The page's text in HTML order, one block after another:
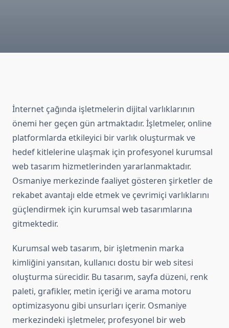
İnternet çağında işletmelerin dijital varlıklarının
önemi her geçen gün artmaktadır. İşletmeler, online
platformlarda etkileyici bir varlık oluşturmak ve
hedef kitlelerine ulaşmak için profesyonel kurumsal
web tasarım hizmetlerinden yararlanmaktadır.
Osmaniye merkezinde faaliyet gösteren şirketler de
rekabet avantajı elde etmek ve çevrimiçi varlıklarını
güçlendirmek için kurumsal web tasarımlarına
gitmektedir.
Kurumsal web tasarım, bir işletmenin marka
kimliğini yansıtan, kullanıcı dostu bir web sitesi
oluşturma sürecidir. Bu tasarım, sayfa düzeni, renk
paleti, grafikler, metin içeriği ve arama motoru
optimizasyonu gibi unsurları içerir. Osmaniye
merkezindeki işletmeler, profesyonel bir web